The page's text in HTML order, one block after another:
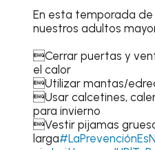
En esta temporada de
nuestros adultos
Cerrar puertas y
el calor
Utilizar mantas/
Usar calcetines,
para invierno
Vestir pijamas
larga